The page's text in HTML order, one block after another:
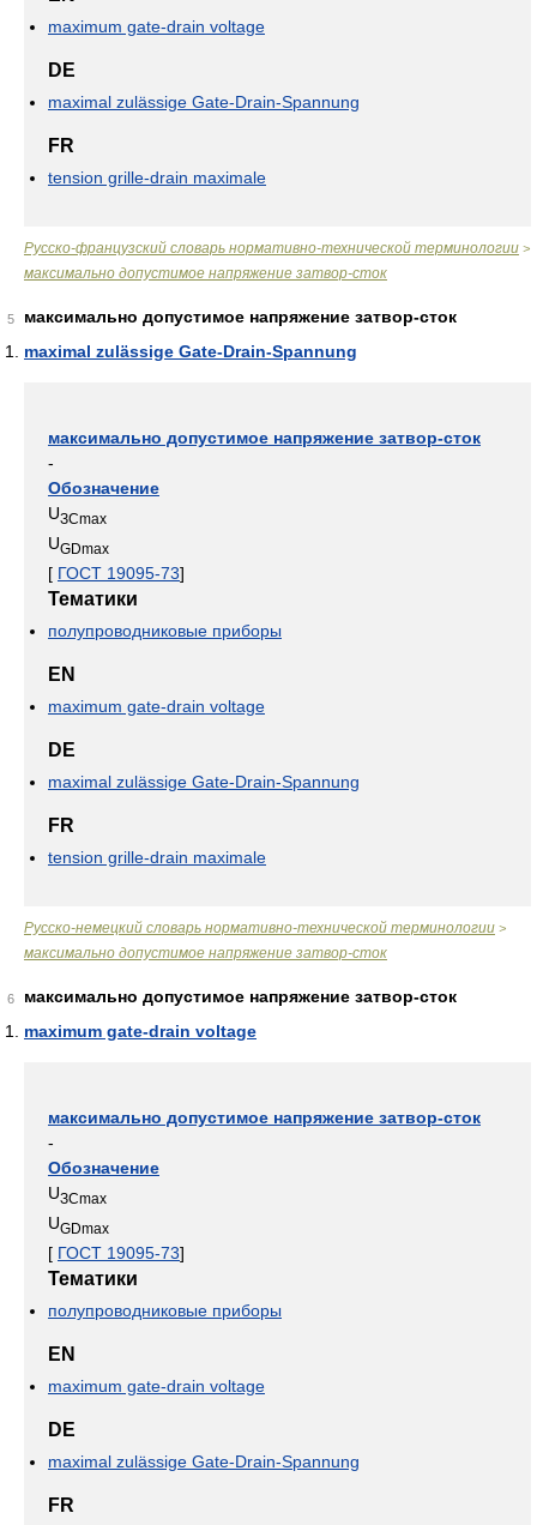
maximum gate-drain voltage
DE
maximal zulässige Gate-Drain-Spannung
FR
tension grille-drain maximale
Русско-французский словарь нормативно-технической терминологии >
максимально допустимое напряжение затвор-сток
5
максимально допустимое напряжение затвор-сток
maximal zulässige Gate-Drain-Spannung
максимально допустимое напряжение затвор-сток
-
Обозначение
UЗСmax
UGDmax
[ ГОСТ 19095-73]
Тематики
полупроводниковые приборы
EN
maximum gate-drain voltage
DE
maximal zulässige Gate-Drain-Spannung
FR
tension grille-drain maximale
Русско-немецкий словарь нормативно-технической терминологии >
максимально допустимое напряжение затвор-сток
6
максимально допустимое напряжение затвор-сток
maximum gate-drain voltage
максимально допустимое напряжение затвор-сток
-
Обозначение
UЗСmax
UGDmax
[ ГОСТ 19095-73]
Тематики
полупроводниковые приборы
EN
maximum gate-drain voltage
DE
maximal zulässige Gate-Drain-Spannung
FR